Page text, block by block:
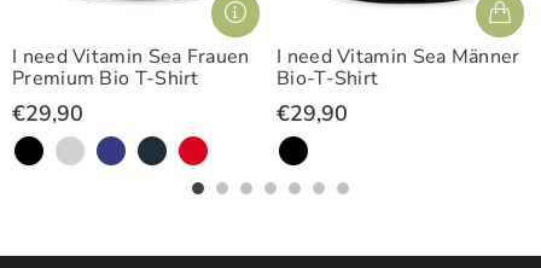
I need Vitamin Sea Frauen
Premium Bio T-Shirt
€29,90
I need Vitamin Sea Männer
Bio-T-Shirt
€29,90